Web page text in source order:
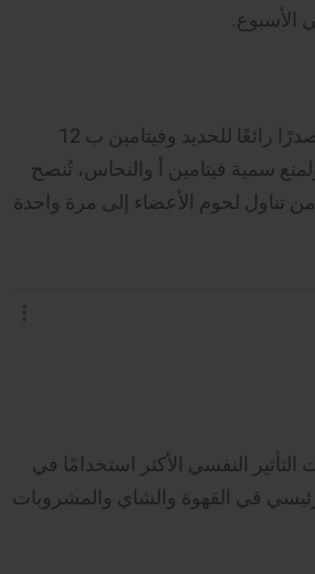
الأسبوع.
تعتبر لحوم الأعضاء مصدرًا رائعًا للحديد وفيتامين ب 12
سمية فيتامين أ والنحاس، تُنصح
من تناول لحوم الأعضاء إلى مرة واحدة
التأثير النفسي الأكثر استخدامًا في
في القهوة والشاي والمشروبات